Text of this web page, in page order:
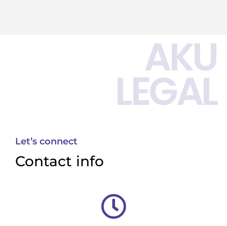
AKU
LEGAL
Let’s connect
Contact info